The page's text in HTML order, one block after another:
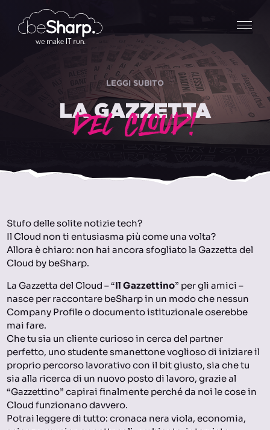
LEGGI SUBITO
LA GAZZETTA
DEL CLOUD!
Stufo delle solite notizie tech?
Il Cloud non ti entusiasma più come una volta?
Allora è chiaro: non hai ancora sfogliato la Gazzetta del
Cloud by beSharp.
La Gazzetta del Cloud – “Il Gazzettino” per gli amici –
nasce per raccontare beSharp in un modo che nessun
Company Profile o documento istituzionale oserebbe
mai fare.
Che tu sia un cliente curioso in cerca del partner
perfetto, uno studente smanettone voglioso di iniziare il
proprio percorso lavorativo con il bit giusto, sia che tu
sia alla ricerca di un nuovo posto di lavoro, grazie al
“Gazzettino” capirai finalmente perché da noi le cose in
Cloud funzionano davvero.
Potrai leggere di tutto: cronaca nera viola, economia,